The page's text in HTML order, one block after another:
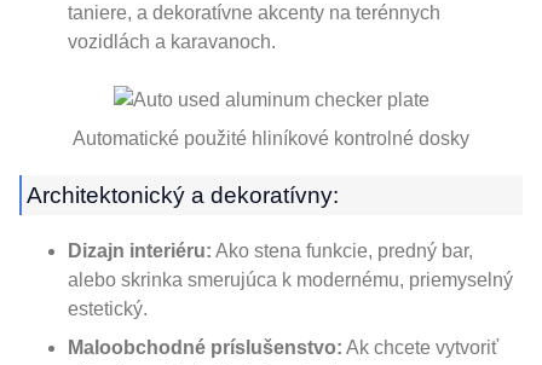
taniere, a dekoratívne akcenty na terénnych
vozidlách a karavanoch.
Automatické použité hliníkové kontrolné dosky
Architektonický a dekoratívny:
Dizajn interiéru: Ako stena funkcie, predný bar,
alebo skrinka smerujúca k modernému, priemyselný
estetický.
Maloobchodné príslušenstvo: Ak chcete vytvoriť